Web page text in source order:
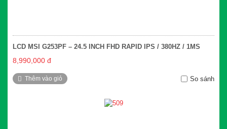
LCD MSI G253PF – 24.5 INCH FHD RAPID IPS / 380HZ / 1MS
8,990,000 đ
Thêm vào giỏ So sánh